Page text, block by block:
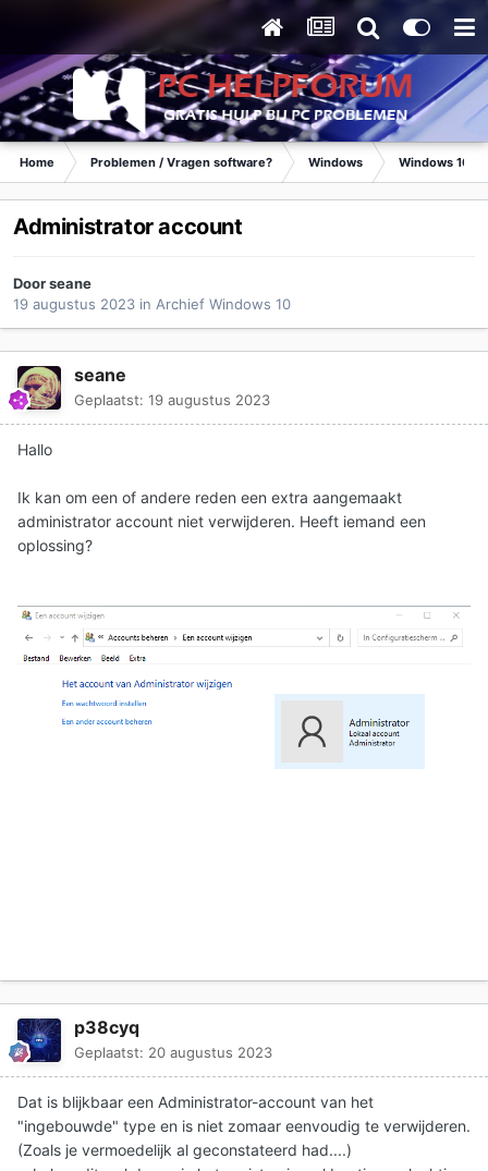
Home Problemen / Vragen software? Windows Windows 10
Administrator account
Doorseane
19 augustus 2023 in Archief Windows 10
seane
Geplaatst: 19 augustus 2023
Hallo
Ik kan om een of andere reden een extra aangemaakt
administrator account niet verwijderen. Heeft iemand een
oplossing?
p38cyq
Geplaatst: 20 augustus 2023
Dat is blijkbaar een Administrator-account van het
"ingebouwde" type en is niet zomaar eenvoudig te verwijderen.
(Zoals je vermoedelijk al geconstateerd had....)